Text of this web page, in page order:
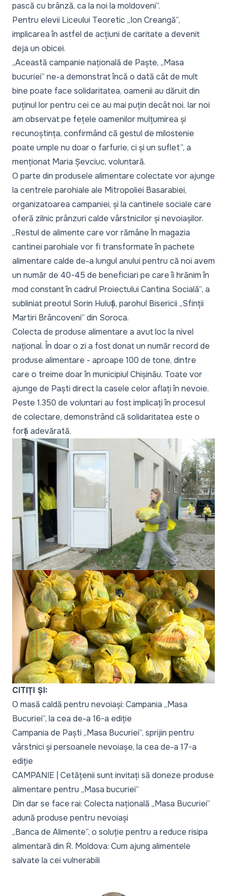
pască cu brânză, ca la noi la moldoveni”.
Pentru elevii Liceului Teoretic „Ion Creangă”,
implicarea în astfel de acțiuni de caritate a devenit
deja un obicei.
„Această campanie națională de Paște, „Masa
bucuriei” ne-a demonstrat încă o dată cât de mult
bine poate face solidaritatea, oamenii au dăruit din
puținul lor pentru cei ce au mai puțin decât noi. Iar noi
am observat pe fețele oamenilor mulțumirea și
recunoștința, confirmând că gestul de milostenie
poate umple nu doar o farfurie, ci și un suflet”, a
menționat Maria Șevciuc, voluntară.
O parte din produsele alimentare colectate vor ajunge
la centrele parohiale ale Mitropoliei Basarabiei,
organizatoarea campaniei, și la cantinele sociale care
oferă zilnic prânzuri calde vârstnicilor și nevoiașilor.
„Restul de alimente care vor rămâne în magazia
cantinei parohiale vor fi transformate în pachete
alimentare calde de-a lungul anului pentru că noi avem
un număr de 40-45 de beneficiari pe care îi hrănim în
mod constant în cadrul Proiectului Cantina Socială”, a
subliniat preotul Sorin Huluță, parohul Bisericii „Sfinții
Martiri Brâncoveni” din Soroca.
Colecta de produse alimentare a avut loc la nivel
național. În doar o zi a fost donat un număr record de
produse alimentare - aproape 100 de tone, dintre
care o treime doar în municipiul Chișinău. Toate vor
ajunge de Paști direct la casele celor aflați în nevoie.
Peste 1.350 de voluntari au fost implicați în procesul
de colectare, demonstrând că solidaritatea este o
forță adevărată.
CITIȚI ȘI:
O masă caldă pentru nevoiași: Campania „Masa
Bucuriei”, la cea de-a 16-a ediție
Campania de Paști „Masa Bucuriei”, sprijin pentru
vârstnici și persoanele nevoiașe, la cea de-a 17-a
ediție
CAMPANIE | Cetățenii sunt invitați să doneze produse
alimentare pentru „Masa bucuriei”
Din dar se face rai: Colecta națională „Masa Bucuriei”
adună produse pentru nevoiași
„Banca de Alimente”, o soluție pentru a reduce risipa
alimentară din R. Moldova: Cum ajung alimentele
salvate la cei vulnerabili